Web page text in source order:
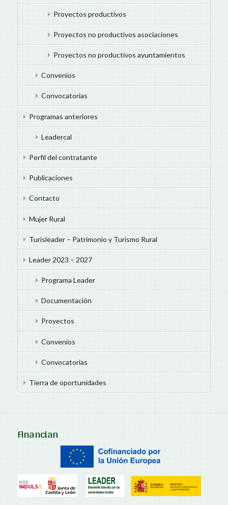
Proyectos productivos
Proyectos no productivos asociaciones
Proyectos no productivos ayuntamientos
Convenios
Convocatorias
Programas anteriores
Leadercal
Perfil del contratante
Publicaciones
Contacto
Mujer Rural
Turisleader – Patrimonio y Turismo Rural
Leader 2023 – 2027
Programa Leader
Documentación
Proyectos
Convenios
Convocatorias
Tierra de oportunidades
Financian